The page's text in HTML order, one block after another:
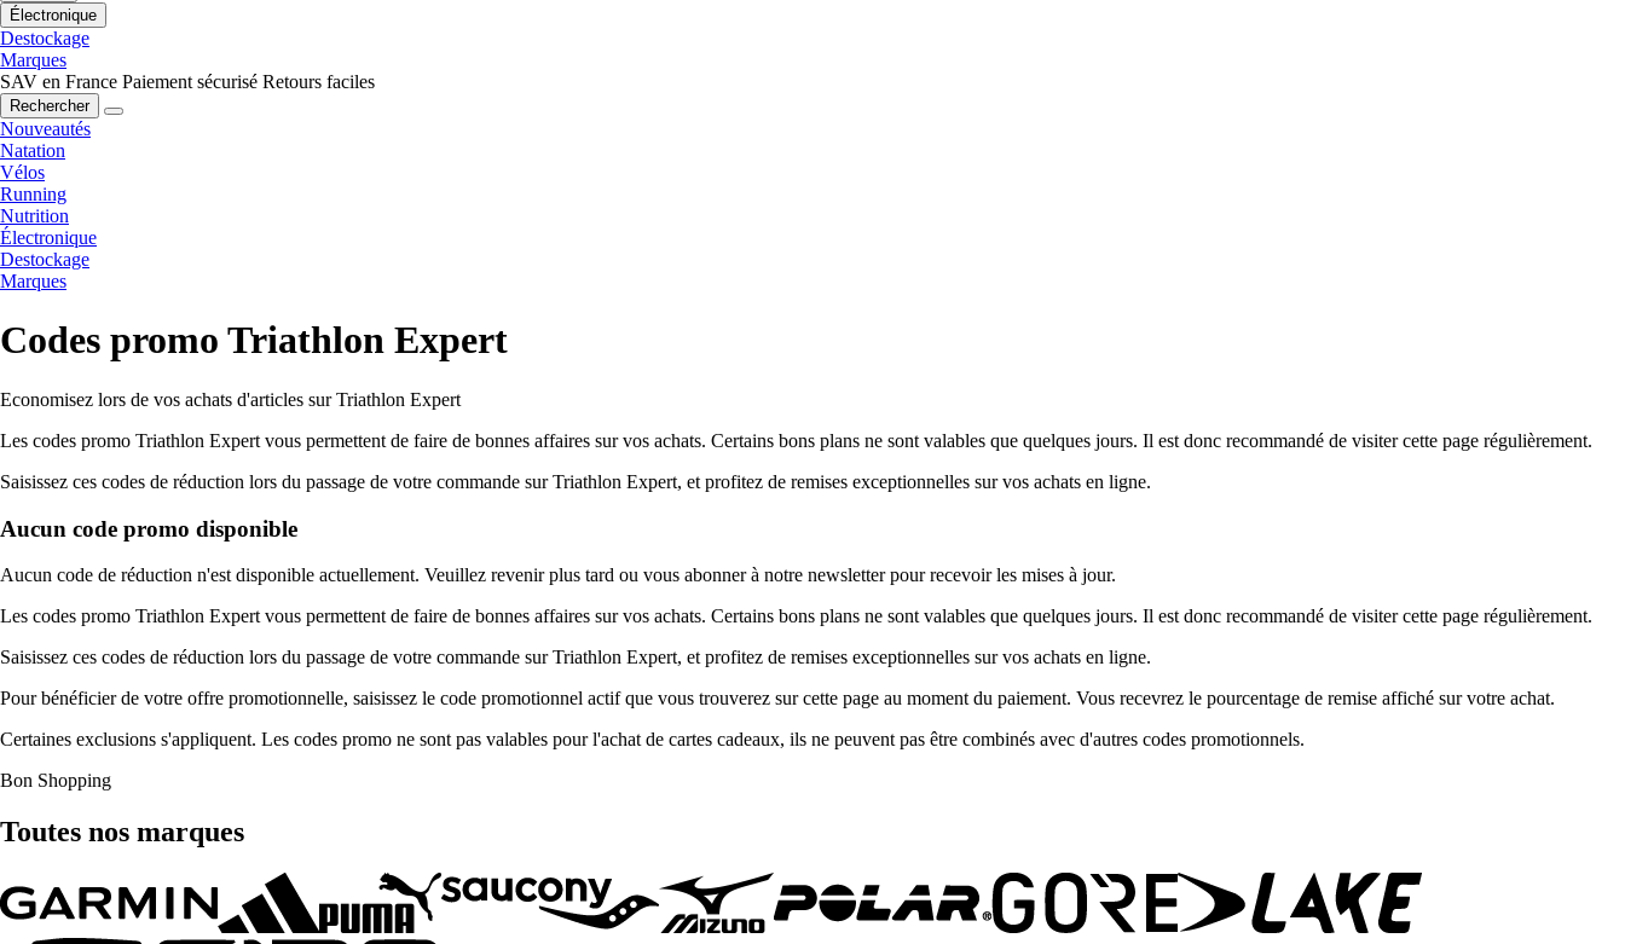
Électronique
Destockage
Marques
SAV en France Paiement sécurisé Retours faciles
Rechercher
Nouveautés
Natation
Vélos
Running
Nutrition
Électronique
Destockage
Marques
Codes promo Triathlon Expert
Economisez lors de vos achats d'articles sur Triathlon Expert
Les codes promo Triathlon Expert vous permettent de faire de bonnes affaires sur vos achats. Certains bons plans ne sont valables que quelques jours. Il est donc recommandé de visiter cette page régulièrement.
Saisissez ces codes de réduction lors du passage de votre commande sur Triathlon Expert, et profitez de remises exceptionnelles sur vos achats en ligne.
Aucun code promo disponible
Aucun code de réduction n'est disponible actuellement. Veuillez revenir plus tard ou vous abonner à notre newsletter pour recevoir les mises à jour.
Les codes promo Triathlon Expert vous permettent de faire de bonnes affaires sur vos achats. Certains bons plans ne sont valables que quelques jours. Il est donc recommandé de visiter cette page régulièrement.
Saisissez ces codes de réduction lors du passage de votre commande sur Triathlon Expert, et profitez de remises exceptionnelles sur vos achats en ligne.
Pour bénéficier de votre offre promotionnelle, saisissez le code promotionnel actif que vous trouverez sur cette page au moment du paiement. Vous recevrez le pourcentage de remise affiché sur votre achat.
Certaines exclusions s'appliquent. Les codes promo ne sont pas valables pour l'achat de cartes cadeaux, ils ne peuvent pas être combinés avec d'autres codes promotionnels.
Bon Shopping
Toutes nos marques